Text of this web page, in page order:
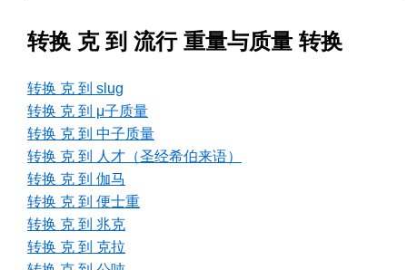
转换 克 到 流行 重量与质量 转换
转换 克 到 slug
转换 克 到 μ子质量
转换 克 到 中子质量
转换 克 到 人才（圣经希伯来语）
转换 克 到 伽马
转换 克 到 便士重
转换 克 到 兆克
转换 克 到 克拉